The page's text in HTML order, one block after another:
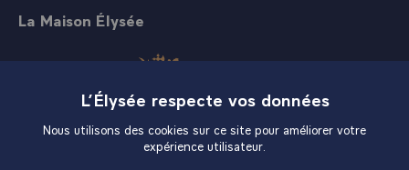
La Maison Élysée
L’Élysée respecte vos données
Nous utilisons des cookies sur ce site pour améliorer votre
expérience utilisateur.